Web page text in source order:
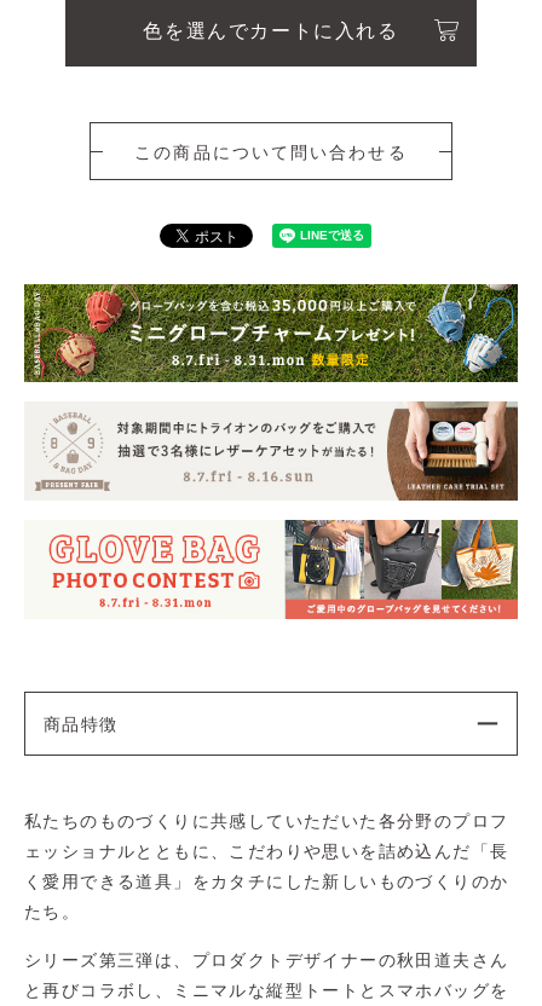
色を選んでカートに入れる
この商品について問い合わせる
商品特徴
私たちのものづくりに共感していただいた各分野のプロフ
ェッショナルとともに、こだわりや思いを詰め込んだ「長
く愛用できる道具」をカタチにした新しいものづくりのか
たち。
シリーズ第三弾は、プロダクトデザイナーの秋田道夫さん
と再びコラボし、ミニマルな縦型トートとスマホバッグを